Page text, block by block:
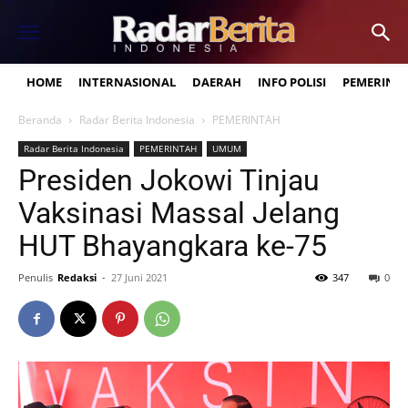
HOME INTERNASIONAL DAERAH INFO POLISI
Beranda Radar Berita Indonesia PEMERINTAH
Radar Berita Indonesia PEMERINTAH UMUM
Presiden Jokowi Tinjau
Vaksinasi Massal Jelang
HUT Bhayangkara ke-75
Penulis Redaksi - 27 Juni 2021 0
347